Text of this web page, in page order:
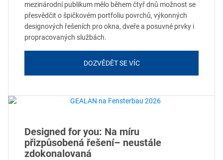
mezinárodní publikum mělo během čtyř dnů možnost se
přesvědčit o špičkovém portfoliu povrchů, výkonných
designových řešeních pro okna, dveře a posuvné prvky i
propracovaných službách.
DOZVĚDĚT SE VÍC
Designed for you: Na míru
přizpůsobená řešení– neustále
zdokonalovaná